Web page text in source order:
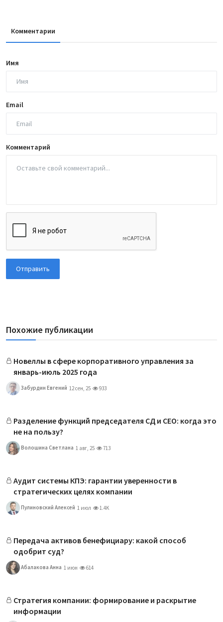
Комментарии
Имя
Email
Комментарий
Отправить
Похожие публикации
Новеллы в сфере корпоративного управления за
январь-июль 2025 года
Забурдин Евгений 12 сен, 25 933
Разделение функций председателя СД и CEO: когда это
не на пользу?
Волошина Светлана 1 авг, 25 713
Аудит системы КПЭ: гарантии уверенности в
стратегических целях компании
Пулиновский Алексей 1 июл 1.4K
Передача активов бенефициару: какой способ
одобрит суд?
Абалакова Анна 1 июн 614
Стратегия компании: формирование и раскрытие
информации